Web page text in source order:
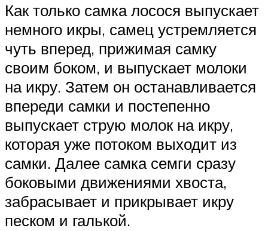
Как только самка лосося выпускает
немного икры, самец устремляется
чуть вперед, прижимая самку
своим боком, и выпускает молоки
на икру. Затем он останавливается
впереди самки и постепенно
выпускает струю молок на икру,
которая уже потоком выходит из
самки. Далее самка семги сразу
боковыми движениями хвоста,
забрасывает и прикрывает икру
песком и галькой.